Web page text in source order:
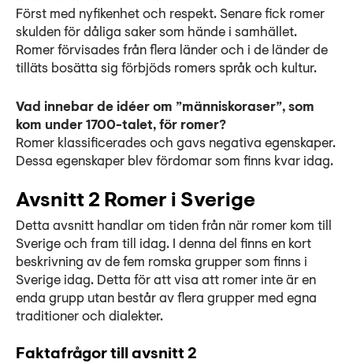
Först med nyfikenhet och respekt. Senare fick romer
skulden för dåliga saker som hände i samhället.
Romer förvisades från flera länder och i de länder de
tilläts bosätta sig förbjöds romers språk och kultur.
Vad innebar de idéer om ”människoraser”, som
kom under 1700-talet, för romer?
Romer klassificerades och gavs negativa egenskaper.
Dessa egenskaper blev fördomar som finns kvar idag.
Avsnitt 2 Romer i Sverige
Detta avsnitt handlar om tiden från när romer kom till
Sverige och fram till idag. I denna del finns en kort
beskrivning av de fem romska grupper som finns i
Sverige idag. Detta för att visa att romer inte är en
enda grupp utan består av flera grupper med egna
traditioner och dialekter.
Faktafrågor till avsnitt 2